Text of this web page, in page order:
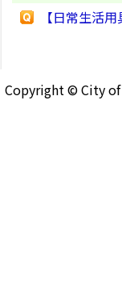
【日常生活
Copyright © City of